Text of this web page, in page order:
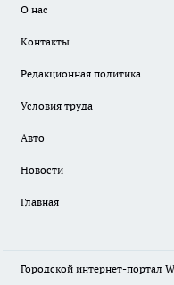
О нас
Контакты
Редакционная политика
Условия труда
Авто
Новости
Главная
Городской интернет-портал